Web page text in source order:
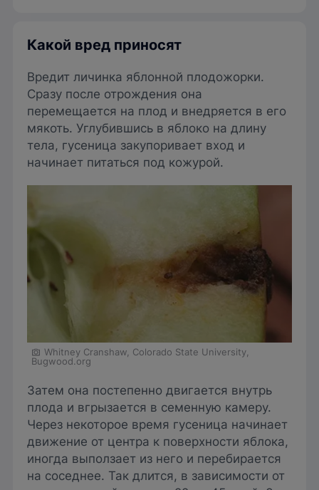
Какой вред приносят
Вредит личинка яблонной плодожорки.
Сразу после отрождения она
перемещается на плод и внедряется в его
мякоть. Углубившись в яблоко на длину
тела, гусеница закупоривает вход и
начинает питаться под кожурой.
Whitney Cranshaw, Colorado State University,
Bugwood.org
Затем она постепенно двигается внутрь
плода и вгрызается в семенную камеру.
Через некоторое время гусеница начинает
движение от центра к поверхности яблока,
иногда выползает из него и перебирается
на соседнее. Так длится, в зависимости от